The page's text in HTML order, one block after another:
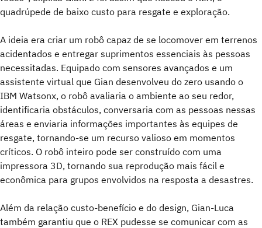
quadrúpede de baixo custo para resgate e exploração.
A ideia era criar um robô capaz de se locomover em terrenos
acidentados e entregar suprimentos essenciais às pessoas
necessitadas. Equipado com sensores avançados e um
assistente virtual que Gian desenvolveu do zero usando o
IBM Watsonx, o robô avaliaria o ambiente ao seu redor,
identificaria obstáculos, conversaria com as pessoas nessas
áreas e enviaria informações importantes às equipes de
resgate, tornando-se um recurso valioso em momentos
críticos. O robô inteiro pode ser construído com uma
impressora 3D, tornando sua reprodução mais fácil e
econômica para grupos envolvidos na resposta a desastres.
Além da relação custo-benefício e do design, Gian-Luca
também garantiu que o REX pudesse se comunicar com as